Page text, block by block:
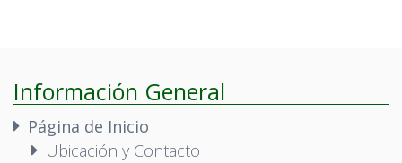
Información General
Página de Inicio
Ubicación y Contacto